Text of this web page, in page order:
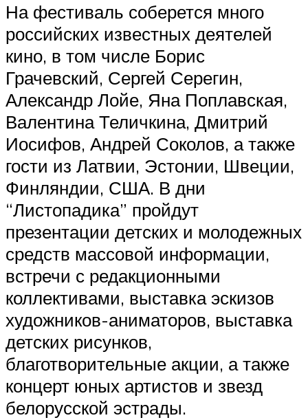
На фестиваль соберется много
российских известных деятелей
кино, в том числе Борис
Грачевский, Сергей Серегин,
Александр Лойе, Яна Поплавская,
Валентина Теличкина, Дмитрий
Иосифов, Андрей Соколов, а также
гости из Латвии, Эстонии, Швеции,
Финляндии, США. В дни
“Листопадика” пройдут
презентации детских и молодежных
средств массовой информации,
встречи с редакционными
коллективами, выставка эскизов
художников-аниматоров, выставка
детских рисунков,
благотворительные акции, а также
концерт юных артистов и звезд
белорусской эстрады.